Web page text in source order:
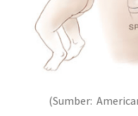
(Sumber: